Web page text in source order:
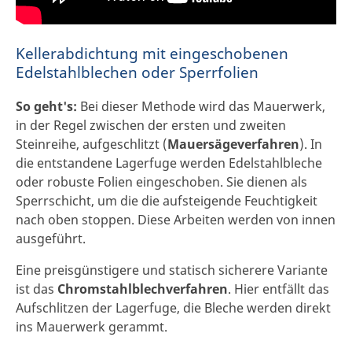
Kellerabdichtung mit eingeschobenen
Edelstahlblechen oder Sperrfolien
So geht's: Bei dieser Methode wird das Mauerwerk,
in der Regel zwischen der ersten und zweiten
Steinreihe, aufgeschlitzt (Mauersägeverfahren). In
die entstandene Lagerfuge werden Edelstahlbleche
oder robuste Folien eingeschoben. Sie dienen als
Sperrschicht, um die die aufsteigende Feuchtigkeit
nach oben stoppen. Diese Arbeiten werden von innen
ausgeführt.
Eine preisgünstigere und statisch sicherere Variante
ist das Chromstahlblechverfahren. Hier entfällt das
Aufschlitzen der Lagerfuge, die Bleche werden direkt
ins Mauerwerk gerammt.